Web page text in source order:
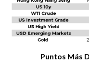
Puntos Más